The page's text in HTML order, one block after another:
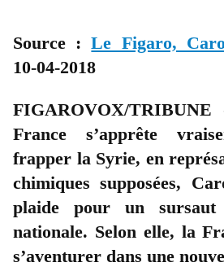
Source :Le Figaro,
10-04-2018
FIGAROVOX/
France s’apprête
frapper la Syrie, en
chimiques supposées,
plaide pour un sursaut
nationale. Selon elle, la
s’aventurer dans une